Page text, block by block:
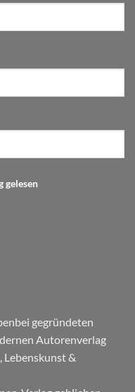
gelesen
gegründeten
Autorenverlag
Lebenskunst&